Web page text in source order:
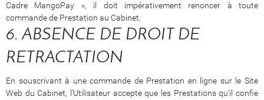
Cadre MangoPay », il doit impérativement renoncer à toute
commande de Prestation au Cabinet.
6. ABSENCE DE DROIT DE
RETRACTATION
En souscrivant à une commande de Prestation en ligne sur le Site
Web du Cabinet, l’Utilisateur accepte que les Prestations qu’il confie